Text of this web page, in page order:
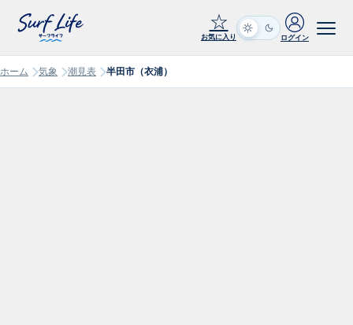
☆
お気に入り ログイン
ホーム 気象 潮見表 半田市（衣浦）